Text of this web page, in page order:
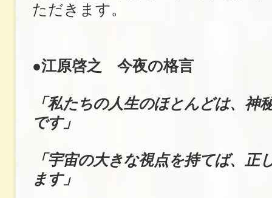
ただきます。
●江原啓之 今夜の格言
「私たちの人生のほとんどは、神
です」
「宇宙の大きな視点を持てば、正
ます」